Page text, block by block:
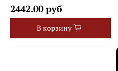
2442.00 руб
В корзину